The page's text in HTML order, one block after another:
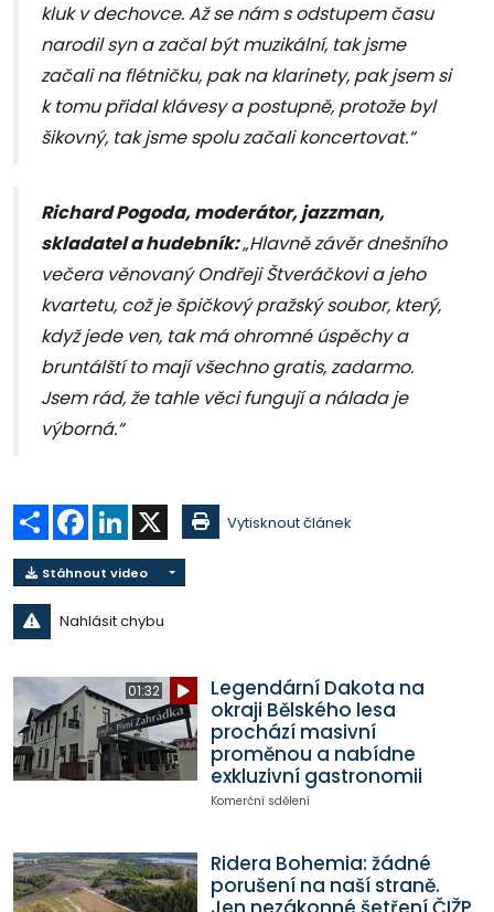
kluk v dechovce. Až se nám s odstupem času
narodil syn a začal být muzikální, tak jsme
začali na flétničku, pak na klarinety, pak jsem si
k tomu přidal klávesy a postupně, protože byl
šikovný, tak jsme spolu začali koncertovat.“
Richard Pogoda, moderátor, jazzman,
skladatel a hudebník:„Hlavně závěr dnešního
večera věnovaný Ondřeji Štveráčkovi a jeho
kvartetu, což je špičkový pražský soubor, který,
když jede ven, tak má ohromné úspěchy a
bruntálští to mají všechno gratis, zadarmo.
Jsem rád, že tahle věci fungují a nálada je
výborná.“
Sdílet Facebook
LinkedIn Vytisknout článek
Stáhnout video
Nahlásit chybu
01:32
Legendární Dakota na
okraji Bělského lesa
prochází masivní
proměnou a nabídne
exkluzivní gastronomii
Komerční sdělení
Ridera Bohemia: žádné
porušení na naší straně.